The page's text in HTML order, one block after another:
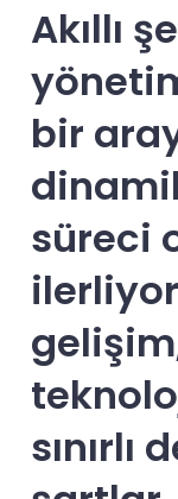
Akıllı
bir
süreci
sınırlı